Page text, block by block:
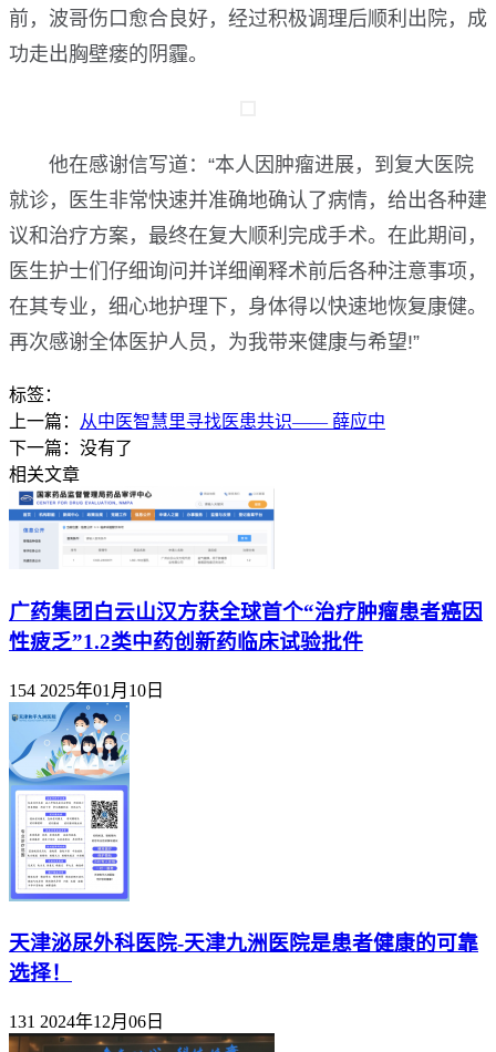
前，波哥伤口愈合良好，经过积极调理后顺利出院，成
功走出胸壁瘘的阴霾。
他在感谢信写道：“本人因肿瘤进展，到复大医院
就诊，医生非常快速并准确地确认了病情，给出各种建
议和治疗方案，最终在复大顺利完成手术。在此期间，
医生护士们仔细询问并详细阐释术前后各种注意事项，
在其专业，细心地护理下，身体得以快速地恢复康健。
再次感谢全体医护人员，为我带来健康与希望!”
标签：
上一篇：
从中医智慧里寻找医患共识—— 薛应中
下一篇：没有了
相关文章
广药集团白云山汉方获全球首个“治疗肿瘤患者癌因
性疲乏”1.2类中药创新药临床试验批件
154 2025年01月10日
天津泌尿外科医院-天津九洲医院是患者健康的可靠
选择！
131 2024年12月06日